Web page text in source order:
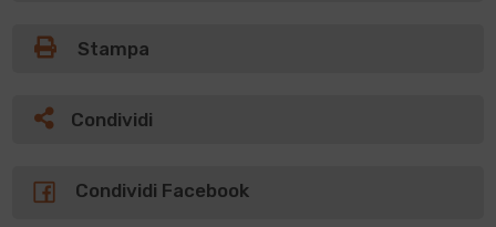
Stampa
Condividi
Condividi Facebook